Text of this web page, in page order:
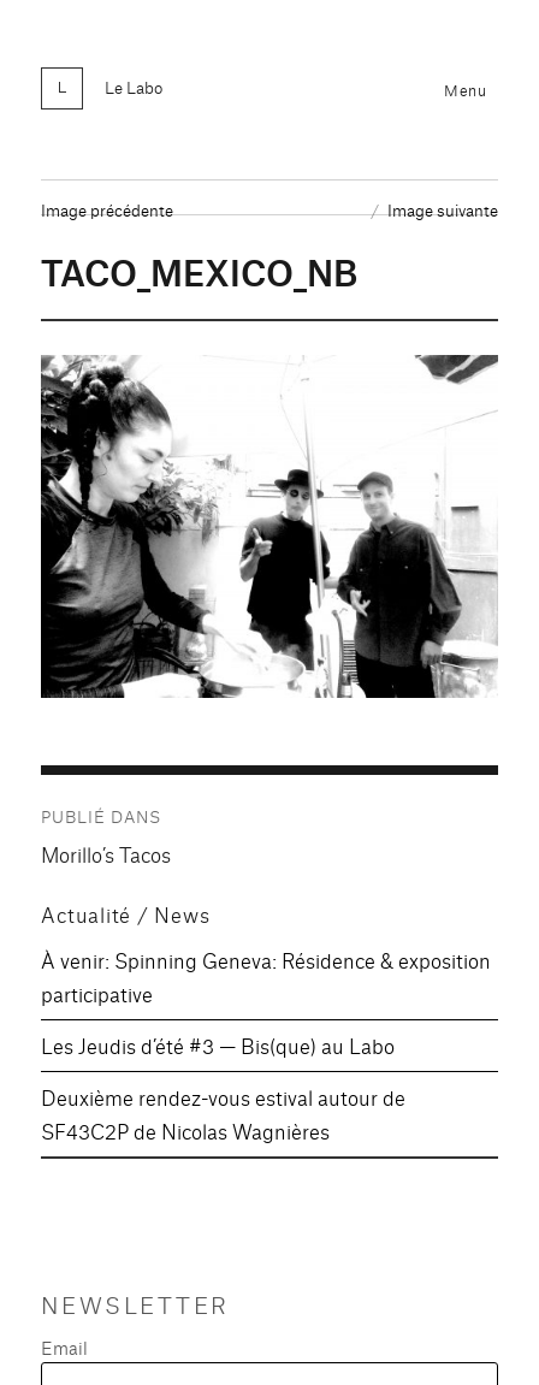
Le Labo Menu
Image précédente Image suivante
TACO_MEXICO_NB
de
PUBLIÉ DANS
Morillo’s Tacos
Actualité / News
À venir: Spinning Geneva: Résidence & exposition
participative
Les Jeudis d’été #3 — Bis(que) au Labo
Deuxième rendez-vous estival autour de
SF43C2P de Nicolas Wagnières
NEWSLETTER
Email